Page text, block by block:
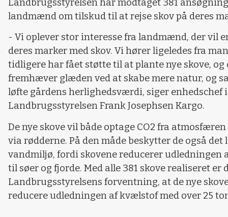
Landbrugsstyrelsen har modtaget 381
landmænd om tilskud til at rejse skov på deres
- Vi oplever stor interesse fra landmænd, der vil
deres marker med skov. Vi hører ligeledes fra
tidligere har fået støtte til at plante nye skove, og
fremhæver glæden ved at skabe mere natur, og
løfte gårdens herlighedsværdi, siger enhedschef i
Landbrugsstyrelsen Frank Josephsen Kargo.
De nye skove vil både optage CO2 fra
via rødderne. På den måde beskytter de også det
vandmiljø, fordi skovene reducerer udledningen
til søer og fjorde. Med alle 381 skove realiseret er
Landbrugsstyrelsens forventning, at de nye
reducere udledningen af kvælstof med over 25